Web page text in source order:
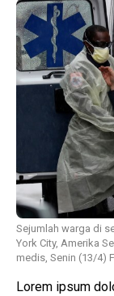
Sejumlah warga di
York City, Amerika
medis, Senin (13/4)
Lorem ipsum